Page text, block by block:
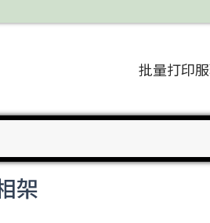
批量打印
架